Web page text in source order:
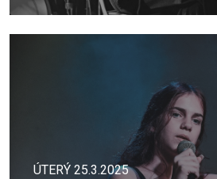
ÚTERÝ 25.3.2025